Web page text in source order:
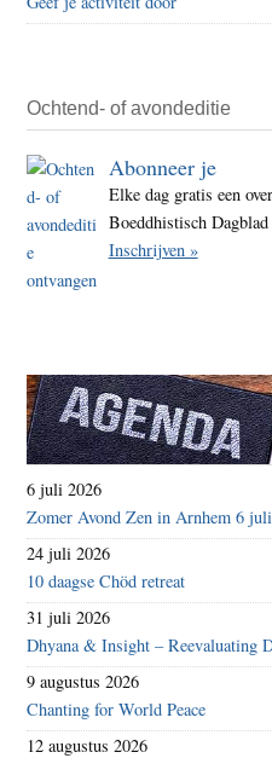
Ochtend- of avondeditie
Abonneer je
Elke dag gratis een
Boeddhistisch
Inschrijven »
6 juli 2026
Zomer Avond Zen in Arnhem 6
24 juli 2026
10 daagse Chöd retreat
31 juli 2026
Dhyana & Insight – Reevaluating
9 augustus 2026
Chanting for World Peace
12 augustus 2026